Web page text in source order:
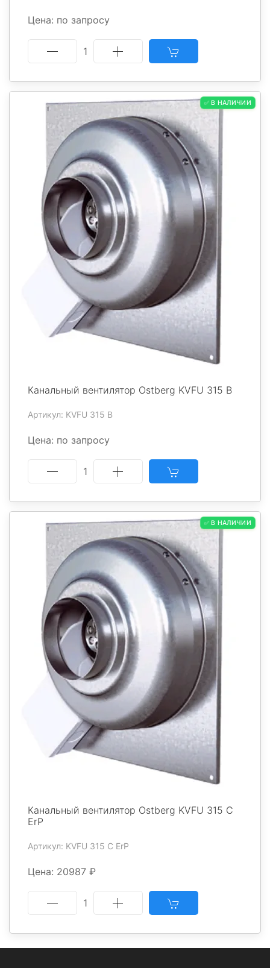
Цена: по запросу
1
✅ В НАЛИЧИИ
Канальный вентилятор Ostberg KVFU 315 B
Артикул: KVFU 315 B
Цена: по запросу
1
✅ В НАЛИЧИИ
Канальный вентилятор Ostberg KVFU 315 C
ErP
Артикул: KVFU 315 C ErP
Цена: 20987 ₽
1